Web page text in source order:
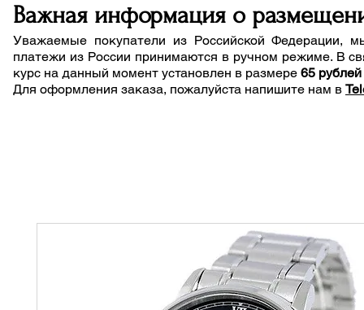
Важная информация о
Уважаемые покупатели из Российской Федерации,
платежи из России принимаются в ручном режиме. В
курс на данный момент установлен в размере 65
Для оформления заказа, пожалуйста напишите нам в